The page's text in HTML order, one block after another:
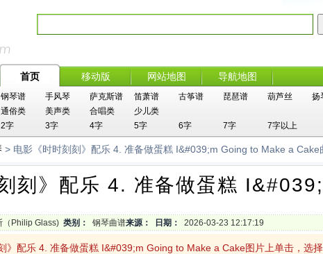
首页 移动版 网站地图 导航地图
钢琴谱 手风琴 萨克斯谱 笛萧谱 古筝谱 琵琶谱 葫芦丝 扬
通俗类 美声类 合唱类
少儿类
2字 3字 4字 5字 6字 7字 7字以上
> 电影《时时刻刻》配乐 4. 准备做蛋糕 I&#039;m Going to Make a Cake
刻》配乐 4. 准备做蛋糕
（Philip Glass) 类别： 钢琴曲谱来源： 日期： 2026-03-23 12:17:19
》配乐 4. 准备做蛋糕 I&#039;m Going to Make a Cake图片上单击，选